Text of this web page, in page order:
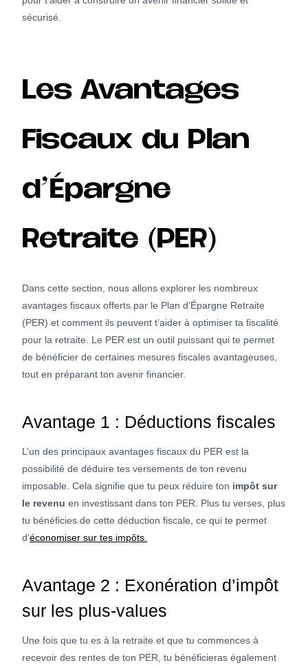
sécurisé.
Les Avantages
Fiscaux du Plan
d’Épargne
Retraite (PER)
Dans cette section, nous allons explorer les nombreux
avantages fiscaux offerts par le Plan d’Épargne Retraite
(PER) et comment ils peuvent t’aider à optimiser ta fiscalité
pour la retraite. Le PER est un outil puissant qui te permet
de bénéficier de certaines mesures fiscales avantageuses,
tout en préparant ton avenir financier.
Avantage 1 : Déductions fiscales
L’un des principaux avantages fiscaux du PER est la
possibilité de déduire tes versements de ton revenu
imposable. Cela signifie que tu peux réduire ton impôt sur
le revenu en investissant dans ton PER. Plus tu verses, plus
tu bénéficies de cette déduction fiscale, ce qui te permet
d’économiser sur tes impôts.
Avantage 2 : Exonération d’impôt
sur les plus-values
Une fois que tu es à la retraite et que tu commences à
recevoir des rentes de ton PER, tu bénéficieras également